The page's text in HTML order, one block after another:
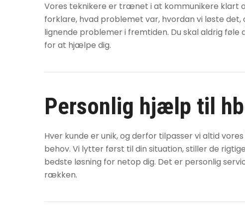
Vores teknikere er trænet i at kommunikere klart
forklare, hvad problemet var, hvordan vi løste det,
lignende problemer i fremtiden. Du skal aldrig
for at hjælpe dig.
Personlig hjælp til
Hver kunde er unik, og derfor tilpasser vi altid vores
behov. Vi lytter først til din situation, stiller de
bedste løsning for netop dig. Det er personlig
rækken.